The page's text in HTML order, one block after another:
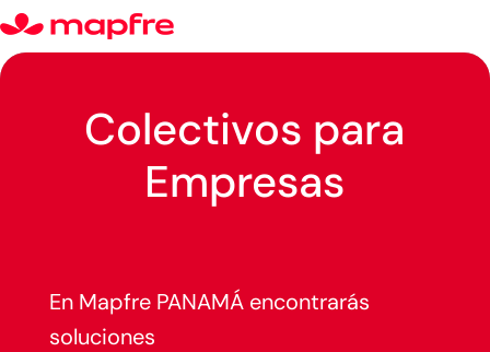
Colectivos para
Empresas
En Mapfre PANAMÁ encontrarás
soluciones